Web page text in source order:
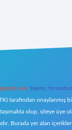
Teams:
tarafından
olup, siteye
Burada yer alan